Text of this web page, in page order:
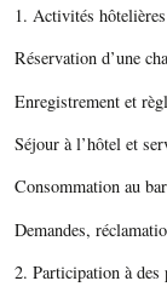
1. Activités
Réservation d’une
Enregistrement et
Séjour à l’hôtel et
Consommation au
Demandes,
2. Participation à